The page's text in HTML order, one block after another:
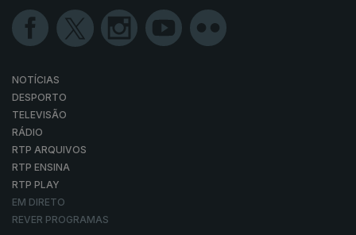
NOTÍCIAS
DESPORTO
TELEVISÃO
RÁDIO
RTP ARQUIVOS
RTP ENSINA
RTP PLAY
EM DIRETO
REVER PROGRAMAS